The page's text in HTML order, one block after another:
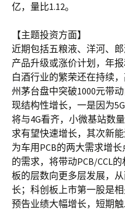
亿，量比1.12。
【主题投资方面】
近期包括五粮液、洋河、
产品升级或涨价计划，年
白酒行业的繁荣还在持续
州茅台盘中突破1000元带
现结构性增长，一是因为
将与4G看齐，小微基站数
求有望快速增长，其次新
为车用PCB的两大需求增
的需求，将带动PCB/CCL
板的层数向更多层发展，
长；科创板上市第一股是
预告业绩大幅增长，短期触